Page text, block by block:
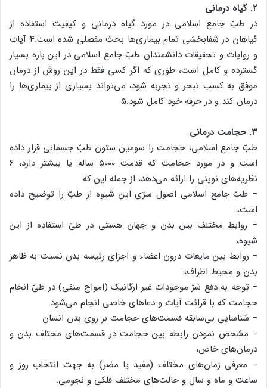
۲. گیاه درمانی
در طبّ جامع اسلامی در مورد گیاه درمانی و کیفیت استفاده از
گیاهان در شفابخشی تمام بیماری‌ها بحث مفصلی شده است.۴ آیات
و روایات و تحقیقات دانشمندان طبّ جامع اسلامی در این باره بسیار
گسترده و کامل است، طوری که اگر کسی فقط در این روش از درمان
موفق به کسب تبحر و تجربه شود، می‌تواند بسیاری از بیماری‌ها را
درمان کند و در حرفه خود کامل شود.۵
۳. حجامت درمانی
طبّ جامع اسلامی، حجامت را سومین ستون طبّ جسمانی قرار داده
است و در مورد حجامت که قدمت ۵۰۰۰ ساله یا بیشتر دارد، ۶
نظریه‌های نوینی را ارائه می‌دهد، از جمله این که:
– طبّ جامع اسلامی اصول سرّی این شیوه از طبّ را توضیح داده
است،
– روابط مختلف بین بدن و جهان هستی در طیّ استفاده از این
شیوه،
– روابط بین مایعات درون اعضاء و اجزای رئیسه بدن نسبت به ظاهر
بدن و محیط اطراف،
– توجه به دفع شرّ موجودات غیر ارگانیک (امواج منفی) در طیّ انجام
حجامت که با قرائت آیات و دعاهای خاصی انجام می‌شود.
– شناسایی بی‌سابقه قسمت‌های حجامت بر روی بدن انسان
– مشخص نمودن رابطه بین حجامت در قسمت‌های مختلف بدن و
درمان‌های خاص،
– معرفی زمان‌های مختلف (مفید یا مضر) به جهت انتخاب روز و
ساعت و ماه و سال و حالت‌های مختلف فلکی و نجومی.